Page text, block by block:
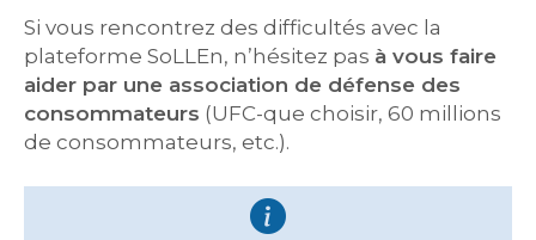
Si vous rencontrez des difficultés avec la
plateforme SoLLEn, n’hésitez pas à vous faire
aider par une association de défense des
consommateurs (UFC-que choisir, 60 millions
de consommateurs, etc.).